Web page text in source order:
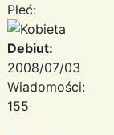
Płeć:
Debiut:
2008/07/03
Wiadomości:
155